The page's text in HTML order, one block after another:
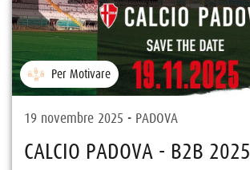
Per Motivare
19 novembre 2025 - PADOVA
CALCIO PADOVA - B2B 2025